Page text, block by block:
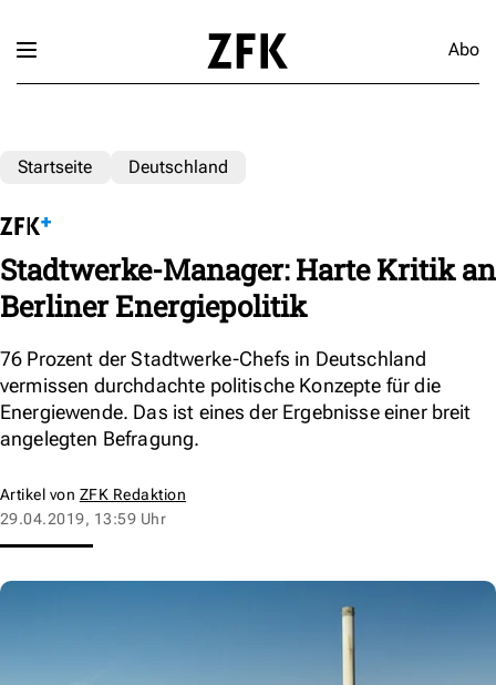
Abo
Startseite Deutschland
Stadtwerke-Manager: Harte Kritik an
Berliner Energiepolitik
76 Prozent der Stadtwerke-Chefs in Deutschland
vermissen durchdachte politische Konzepte für die
Energiewende. Das ist eines der Ergebnisse einer breit
angelegten Befragung.
Artikel von ZFK Redaktion
29.04.2019, 13:59 Uhr